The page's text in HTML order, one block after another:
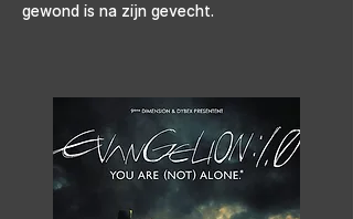
gewond is na zijn gevecht.